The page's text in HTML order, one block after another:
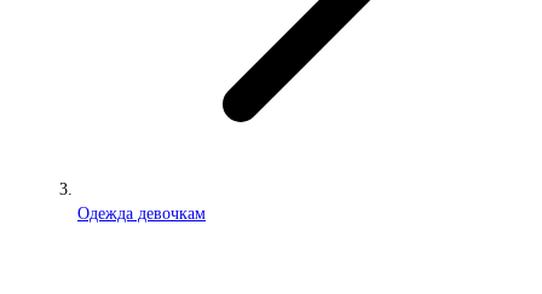
Одежда девочкам